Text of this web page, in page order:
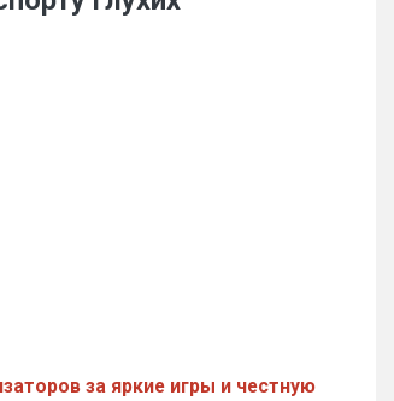
за яркие игры и честную